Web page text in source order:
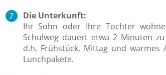
Die Unterkunft:
Ihr Sohn oder Ihre Tochter
Schulweg dauert etwa 2 Minuten
d.h. Frühstück, Mittag und warmes
Lunchpakete.